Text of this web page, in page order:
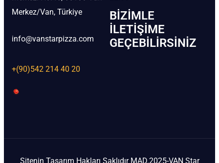
Merkez/Van, Türkiye
info@vanstarpizza.com
+(90)542 214 40 20
BIZIMLE
İLETIŞIME
GEÇEBILIRSINIZ
Sitenin Tasarım Hakları Saklıdır MAD.2025-VAN Star